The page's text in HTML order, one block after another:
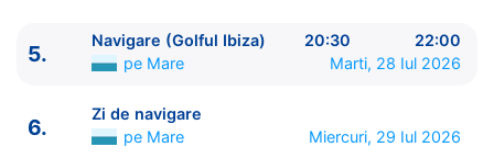
Ibiza Spania 12:30 - 20:00
5.
Navigare (Golful Ibiza)
20:30 - 22:00
7.
Palermo, Sicilia Italia
Civitavecchia, Roma 08:30 - ⚓
5.
Navigare (Golful Ibiza) 20:30
22:00
pe Mare
Marti, 28 Iul 2026
6.
Zi de navigare
pe Mare
Miercuri, 29 Iul 2026